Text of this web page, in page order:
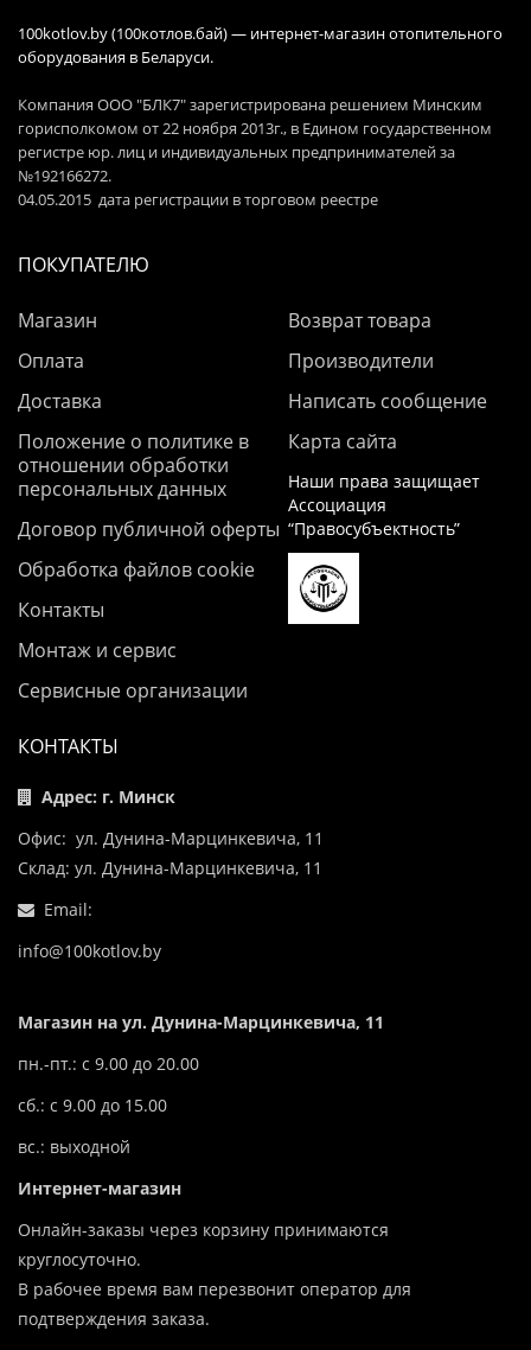
100kotlov.by (100котлов.бай) — интернет-магазин отопительного
оборудования в Беларуси.
Компания ООО "БЛК7" зарегистрирована решением Минским
горисполкомом от 22 ноября 2013г., в Едином государственном
регистре юр. лиц и индивидуальных предпринимателей за
№192166272.
04.05.2015 дата регистрации в торговом реестре
ПОКУПАТЕЛЮ
Магазин
Оплата
Доставка
Положение о политике в
отношении обработки
персональных данных
Договор публичной оферты
Обработка файлов cookie
Контакты
Монтаж и сервис
Сервисные организации
Возврат товара
Производители
Написать сообщение
Карта сайта
Наши права защищает
Ассоциация
“Правосубъектность”
КОНТАКТЫ
Адрес: г. Минск
Офис: ул. Дунина-Марцинкевича, 11
Склад: ул. Дунина-Марцинкевича, 11
Email:
info@100kotlov.by
Магазин на ул. Дунина-Марцинкевича, 11
пн.-пт.: с 9.00 до 20.00
сб.: с 9.00 до 15.00
вс.: выходной
Интернет-магазин
Онлайн-заказы через корзину принимаются
круглосуточно.
В рабочее время вам перезвонит оператор для
подтверждения заказа.